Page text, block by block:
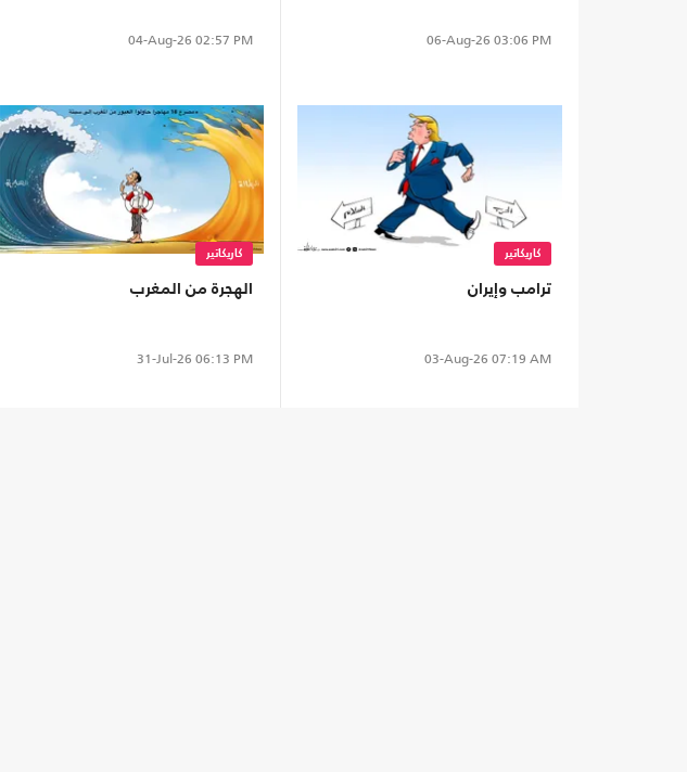
06-Aug-26 03:06 PM
04-Aug-26 02:57 PM
كاريكاتير
ترامب وإيران
03-Aug-26 07:19 AM
كاريكاتير
الهجرة من المغرب
31-Jul-26 06:13 PM